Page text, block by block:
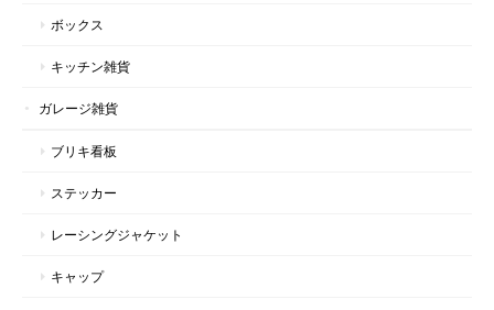
ボックス
キッチン雑貨
ガレージ雑貨
ブリキ看板
ステッカー
レーシングジャケット
キャップ